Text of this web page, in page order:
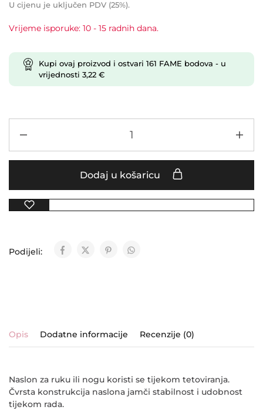
U cijenu je uključen PDV (25%).
Vrijeme isporuke: 10 - 15 radnih dana.
Kupi ovaj proizvod i ostvari 161 FAME bodova - u
vrijednosti 3,22 €
Dodaj u košaricu
Podijeli:
Opis Dodatne informacije Recenzije (0)
Naslon za ruku ili nogu koristi se tijekom tetoviranja.
Čvrsta konstrukcija naslona jamči stabilnost i udobnost
tijekom rada.